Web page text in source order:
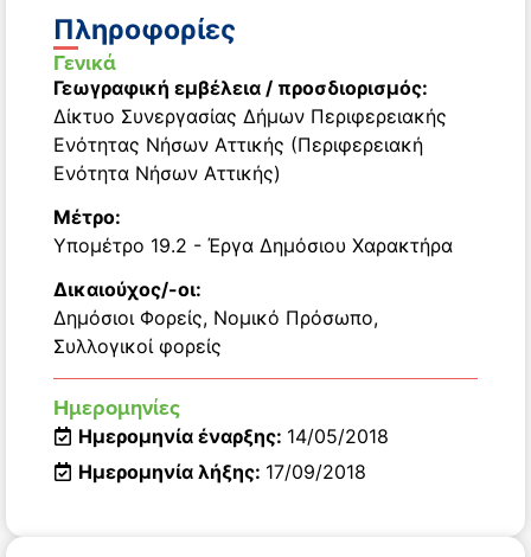
Πληροφορίες
Γενικά
Γεωγραφική εμβέλεια / προσδιορισμός:
Δίκτυο Συνεργασίας Δήμων Περιφερειακής
Ενότητας Νήσων Αττικής (Περιφερειακή
Ενότητα Νήσων Αττικής)
Μέτρο:
Υπομέτρο 19.2 - Έργα Δημόσιου Χαρακτήρα
Δικαιούχος/-οι:
Δημόσιοι Φορείς, Νομικό Πρόσωπο,
Συλλογικοί φορείς
Ημερομηνίες
Ημερομηνία έναρξης: 14/05/2018
Ημερομηνία λήξης: 17/09/2018